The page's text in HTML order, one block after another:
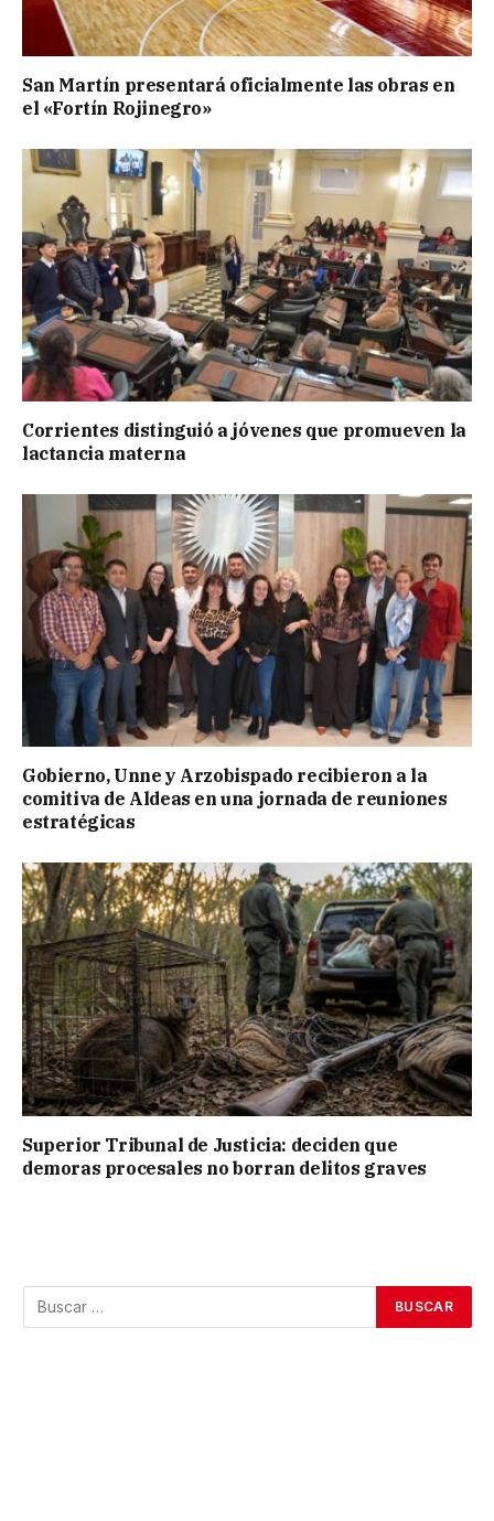
San Martín presentará oficialmente las obras en
el «Fortín Rojinegro»
Corrientes distinguió a jóvenes que promueven la
lactancia materna
Gobierno, Unne y Arzobispado recibieron a la
comitiva de Aldeas en una jornada de reuniones
estratégicas
Superior Tribunal de Justicia: deciden que
demoras procesales no borran delitos graves